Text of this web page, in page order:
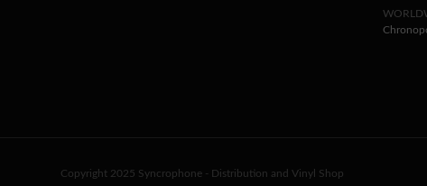
Copyright 2025 Syncrophone - Distribution and Vinyl Shop